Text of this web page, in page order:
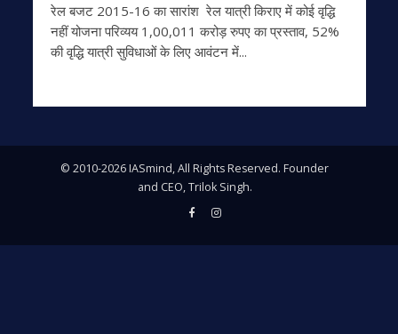
रेल बजट 2015-16 का सारांश रेल यात्री किराए में कोई वृद्धि
नहीं योजना परिव्‍यय 1,00,011 करोड़ रुपए का प्रस्‍ताव, 52%
की वृद्धि यात्री सुविधाओं के लिए आवंटन में...
© 2010-2026 IASmind, All Rights Reserved. Founder
and CEO, Trilok Singh.